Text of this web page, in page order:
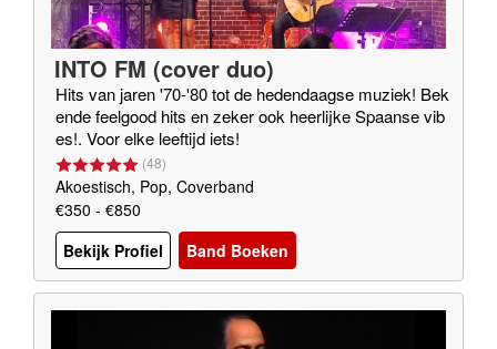
INTO FM (cover duo)
Hits van jaren '70-'80 tot de hedendaagse muziek! Bek
ende feelgood hits en zeker ook heerlijke Spaanse vib
es!. Voor elke leeftijd iets!
(48)
Akoestisch, Pop, Coverband
€350 - €850
Bekijk Profiel
Band Boeken